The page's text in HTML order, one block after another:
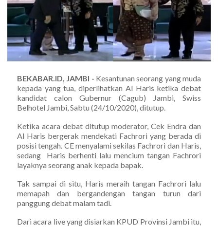
BEKABAR.ID, JAMBI - Kesantunan seorang yang muda
kepada yang tua, diperlihatkan Al Haris ketika debat
kandidat calon Gubernur (Cagub) Jambi, Swiss
Belhotel Jambi, Sabtu (24/10/2020), ditutup.
Ketika acara debat ditutup moderator, Cek Endra dan
Al Haris bergerak mendekati Fachrori yang berada di
posisi tengah. CE menyalami sekilas Fachrori dan Haris,
sedang Haris berhenti lalu mencium tangan Fachrori
layaknya seorang anak kepada bapak.
Tak sampai di situ, Haris meraih tangan Fachrori lalu
memapah dan bergandengan tangan turun dari
panggung debat malam tadi.
Dari acara live yang disiarkan KPUD Provinsi Jambi itu,